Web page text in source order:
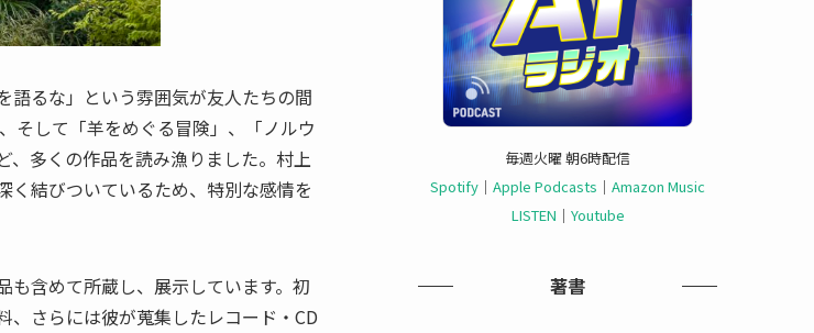
語るな」という雰囲気が友人たちの間
そして「羊をめぐる冒険」、「ノルウ
、多くの作品を読み漁りました。村上
く結びついているため、特別な感情を
も含めて所蔵し、展示しています。初
さらには彼が蒐集したレコード・CD
毎週火曜 朝6時配信
Spotify ｜ Apple Podcasts ｜ Amazon Music
LISTEN ｜ Youtube
著書